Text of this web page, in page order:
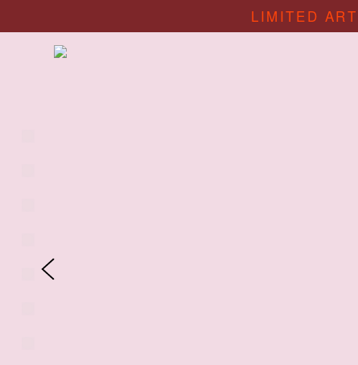
LIMITED